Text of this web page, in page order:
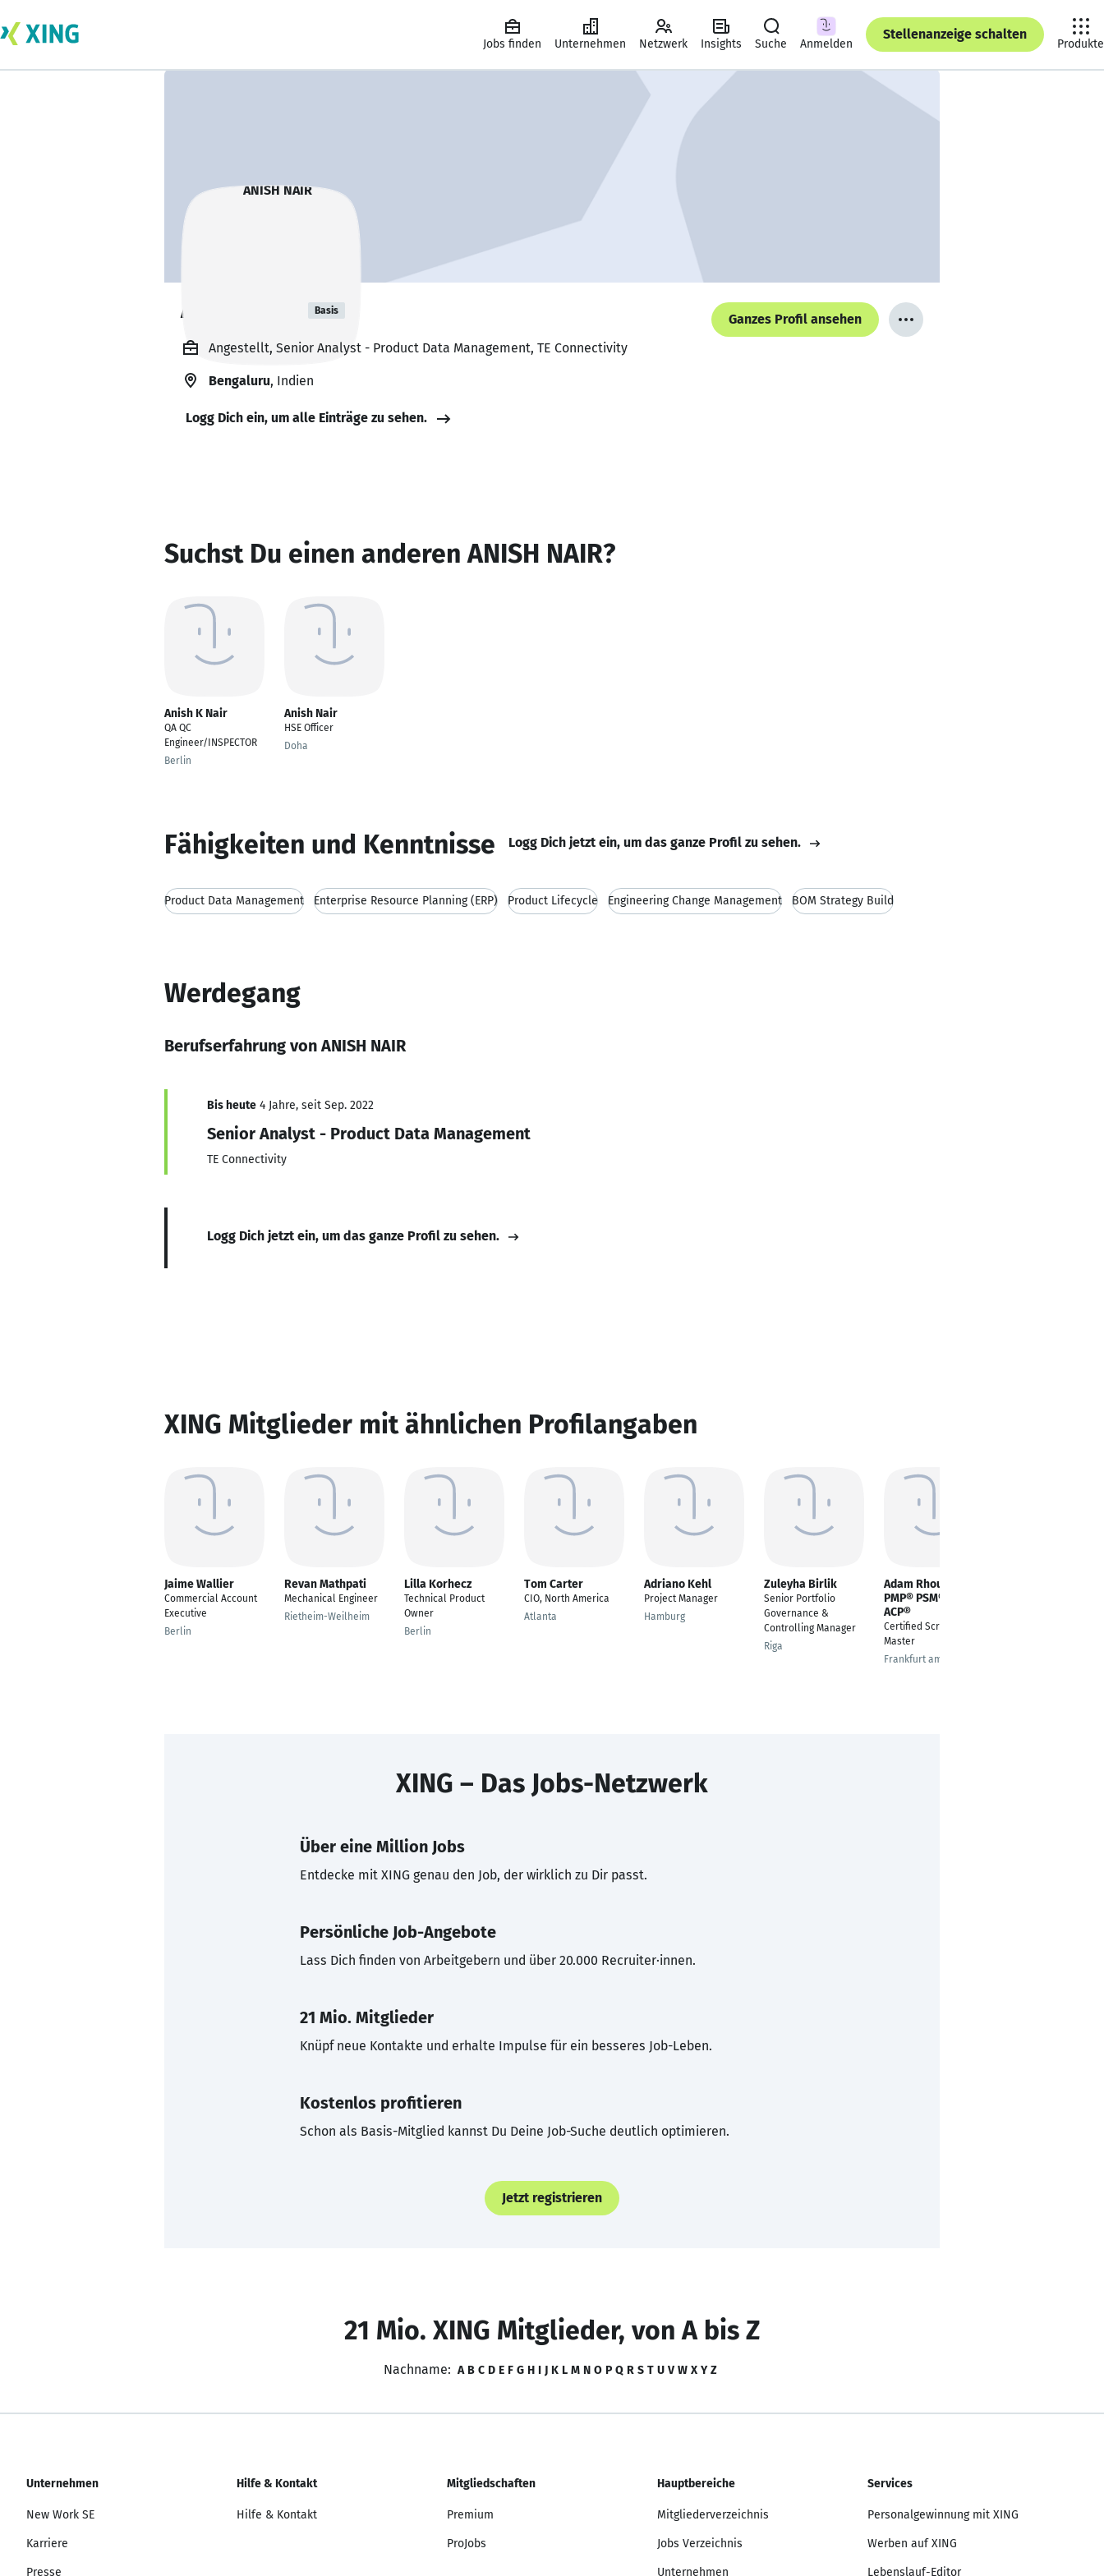
Jobs finden Unternehmen Netzwerk Insights Suche Anmelden
Stellenanzeige schalten
Produkte
ANISH NAIR Basis
Ganzes Profil ansehen
Angestellt, Senior Analyst - Product Data Management, TE Connectivity
Bengaluru, Indien
Logg Dich ein, um alle Einträge zu sehen.
Suchst Du einen anderen ANISH NAIR?
Anish K Nair
QA QC
Engineer/INSPECTOR
Berlin
Anish Nair
HSE Officer
Doha
Fähigkeiten und Kenntnisse Logg Dich jetzt ein, um das ganze Profil zu sehen.
Product Data Management Enterprise Resource Planning (ERP) Product Lifecycle Engineering Change Management BOM Strategy Build
Werdegang
Berufserfahrung von ANISH NAIR
Bis heute 4 Jahre, seit Sep. 2022
Senior Analyst - Product Data Management
TE Connectivity
Logg Dich jetzt ein, um das ganze Profil zu sehen.
XING Mitglieder mit ähnlichen Profilangaben
Jaime Wallier
Commercial Account
Executive
Berlin
Revan Mathpati
Mechanical Engineer
Rietheim-Weilheim
Lilla Korhecz
Technical Product
Owner
Berlin
Tom Carter
CIO, North America
Atlanta
Adriano Kehl
Project Manager
Hamburg
Zuleyha Birlik
Senior Portfolio
Governance &
Controlling Manager
Riga
Adam Rhoulam
PMP® PSM® PMI-
ACP®
Certified Scrum
Master
Frankfurt am Main
XING – Das Jobs-Netzwerk
Über eine Million Jobs
Entdecke mit XING genau den Job, der wirklich zu Dir passt.
Persönliche Job-Angebote
Lass Dich finden von Arbeitgebern und über 20.000 Recruiter·innen.
21 Mio. Mitglieder
Knüpf neue Kontakte und erhalte Impulse für ein besseres Job-Leben.
Kostenlos profitieren
Schon als Basis-Mitglied kannst Du Deine Job-Suche deutlich optimieren.
Jetzt registrieren
21 Mio. XING Mitglieder, von A bis Z
Nachname: A B C D E F G H I J K L M N O P Q R S T U V W X Y Z
Unternehmen
New Work SE
Karriere
Presse
Hilfe & Kontakt
Hilfe & Kontakt
Mitgliedschaften
Premium
ProJobs
Hauptbereiche
Mitgliederverzeichnis
Jobs Verzeichnis
Unternehmen
Services
Personalgewinnung mit XING
Werben auf XING
Lebenslauf-Editor